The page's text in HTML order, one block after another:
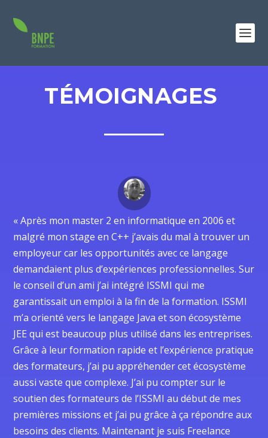
TÉMOIGNAGES
« Après mon master 2 en informatique en 2006 et
malgré mon stage en C++ j’avais du mal à trouver un
employeur car les opportunités avec ce langage
demandaient plus d’expériences professionnelles. Sur
le conseil d’un ami j’ai intégré ISSMI qui me
garantissait un emploi à la fin de la formation. ISSMI
m’a orienté vers le langage Java et son écosystème
JEE qui est beaucoup plus utilisé dans les entreprises.
Grâce à leur formation rapide et l’expérience pratique
des formateurs, j’ai pu appréhender cet écosystème
aussi vaste que complexe. J’ai pu compter sur le
soutien des formateurs de l’ISSMI au début de mes
premières missions et j’ai pu grâce à ça répondre aux
besoins des clients. Maintenant je suis Freelance